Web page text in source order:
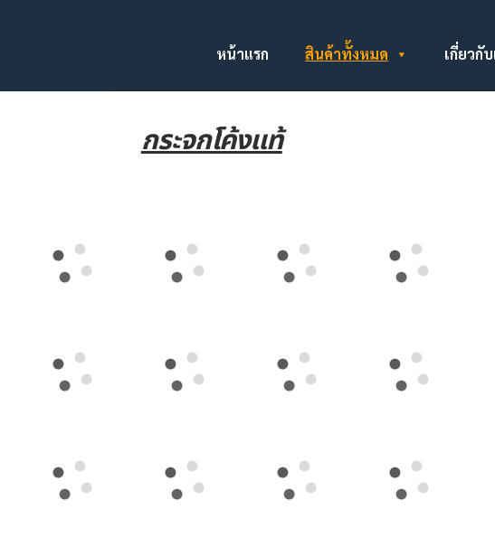
หน้าแรก สินค้าทั้งหมด เกี่ยวกับ
กระจกโค้งแท้